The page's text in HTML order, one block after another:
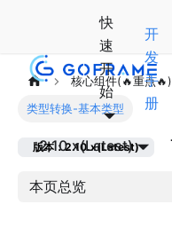
快
速
开
始
开
发
手
册
2.10.x(Latest)
核心组件(🔥重点🔥)
类型转换-基本类型
版本：2.10.x(Latest)
本页总览